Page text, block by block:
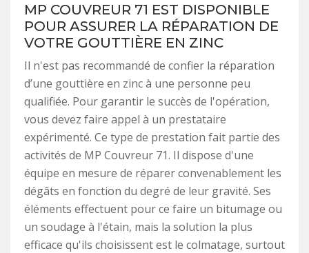
MP COUVREUR 71 EST DISPONIBLE
POUR ASSURER LA RÉPARATION DE
VOTRE GOUTTIÈRE EN ZINC
Il n'est pas recommandé de confier la réparation
d’une gouttière en zinc à une personne peu
qualifiée. Pour garantir le succès de l'opération,
vous devez faire appel à un prestataire
expérimenté. Ce type de prestation fait partie des
activités de MP Couvreur 71. Il dispose d'une
équipe en mesure de réparer convenablement les
dégâts en fonction du degré de leur gravité. Ses
éléments effectuent pour ce faire un bitumage ou
un soudage à l'étain, mais la solution la plus
efficace qu'ils choisissent est le colmatage, surtout